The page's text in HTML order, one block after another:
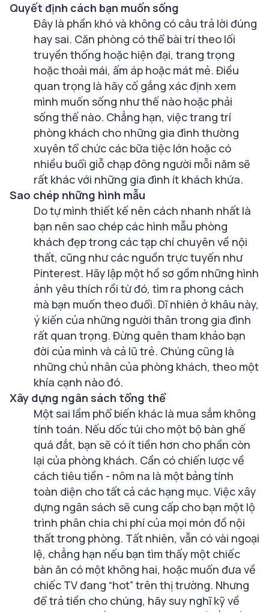
Quyết định cách bạn muốn sống
Đây là phần khó và không có câu trả lời đúng
hay sai. Căn phòng có thể bài trí theo lối
truyền thống hoặc hiện đại, trang trọng
hoặc thoải mái, ấm áp hoặc mát mẻ. Điều
quan trọng là hãy cố gắng xác định xem
mình muốn sống như thế nào hoặc phải
sống thế nào. Chẳng hạn, việc trang trí
phòng khách cho những gia đình thường
xuyên tổ chức các bữa tiệc lớn hoặc có
nhiều buổi giỗ chạp đông người mỗi năm sẽ
rất khác với những gia đình ít khách khứa.
Sao chép những hình mẫu
Do tự mình thiết kế nên cách nhanh nhất là
bạn nên sao chép các hình mẫu phòng
khách đẹp trong các tạp chí chuyên về nội
thất, cũng như các nguồn trực tuyến như
Pinterest. Hãy lập một hồ sơ gồm những hình
ảnh yêu thích rồi từ đó, tìm ra phong cách
mà bạn muốn theo đuổi. Dĩ nhiên ở khâu này,
ý kiến của những người thân trong gia đình
rất quan trọng. Đừng quên tham khảo bạn
đời của mình và cả lũ trẻ. Chúng cũng là
những chủ nhân của phòng khách, theo một
khía cạnh nào đó.
Xây dựng ngân sách tổng thể
Một sai lầm phổ biến khác là mua sắm không
tính toán. Nếu dốc túi cho một bộ bàn ghế
quá đắt, bạn sẽ có ít tiền hơn cho phần còn
lại của phòng khách. Cần có chiến lược về
cách tiêu tiền - nôm na là một bảng tính
toàn diện cho tất cả các hạng mục. Việc xây
dựng ngân sách sẽ cung cấp cho bạn một lộ
trình phân chia chi phí của mọi món đồ nội
thất trong phòng. Tất nhiên, vẫn có vài ngoại
lệ, chẳng hạn nếu bạn tìm thấy một chiếc
bàn ăn có một không hai, hoặc muốn đưa về
chiếc TV đang “hot” trên thị trường. Nhưng
để trả tiền cho chúng, hãy suy nghĩ kỹ về